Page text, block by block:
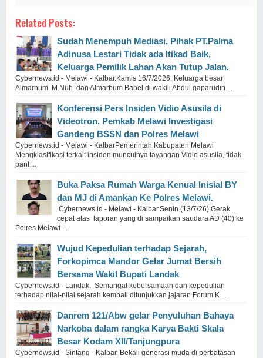
Related Posts:
Sudah Menempuh Mediasi, Pihak PT.Palma
Adinusa Lestari Tidak ada Itikad Baik,
Keluarga Pemilik Lahan Akan Tutup Jalan.
Cybernews.id - Melawi - Kalbar.Kamis 16/7/2026, Keluarga besar
Almarhum M.Nuh dan Almarhum Babel di wakili Abdul gaparudin ...
Konferensi Pers Insiden Vidio Asusila di
Videotron, Pemkab Melawi Investigasi
Gandeng BSSN dan Polres Melawi
Cybernews.id - Melawi - KalbarPemerintah Kabupaten Melawi
Mengklasifikasi terkait insiden munculnya tayangan Vidio asusila, tidak
pant ...
Buka Paksa Rumah Warga Kenual Inisial BY
dan MJ di Amankan Ke Polres Melawi.
Cybernews.id - Melawi - Kalbar.Senin (13/7/26).Gerak
cepat atas laporan yang di sampaikan saudara AD (40) ke
Polres Melawi ...
Wujud Kepedulian terhadap Sejarah,
Forkopimca Mandor Gelar Jumat Bersih
Bersama Wakil Bupati Landak
Cybernews.id - Landak. Semangat kebersamaan dan kepedulian
terhadap nilai-nilai sejarah kembali ditunjukkan jajaran Forum K ...
Danrem 121/Abw gelar Penyuluhan Bahaya
Narkoba dalam rangka Karya Bakti Skala
Besar Kodam XII/Tanjungpura
Cybernews.id - Sintang - Kalbar. Bekali generasi muda di perbatasan